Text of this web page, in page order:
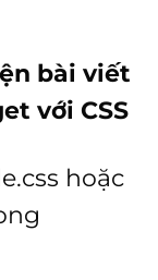
bài viết
với CSS
hoặc